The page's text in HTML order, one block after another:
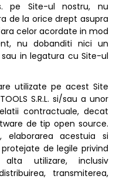
pe Site-ul nostru, nu
de la orice drept asupra
celor acordate in mod
nu dobanditi nici un
in legatura cu Site-ul
utilizate pe acest Site
S.R.L. si/sau a unor
contractuale, decat
de tip open source.
elaborarea acestuia si
de legile privind
utilizare, inclusiv
transmiterea,